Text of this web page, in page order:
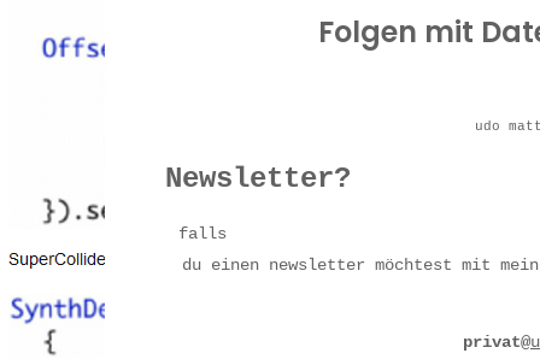
Folgen mit
udo
Newsletter?
falls
du einen newsletter möchtest mit
privat@